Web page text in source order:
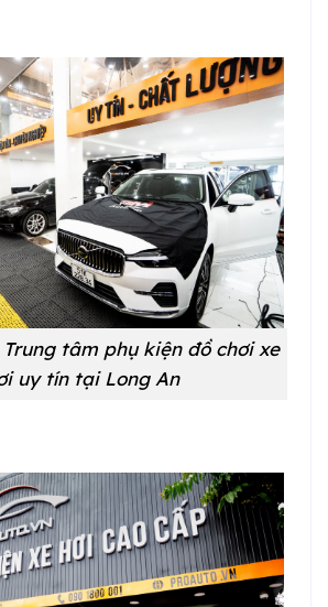
tâm phụ kiện đồ chơi xe
uy tín tại Long An